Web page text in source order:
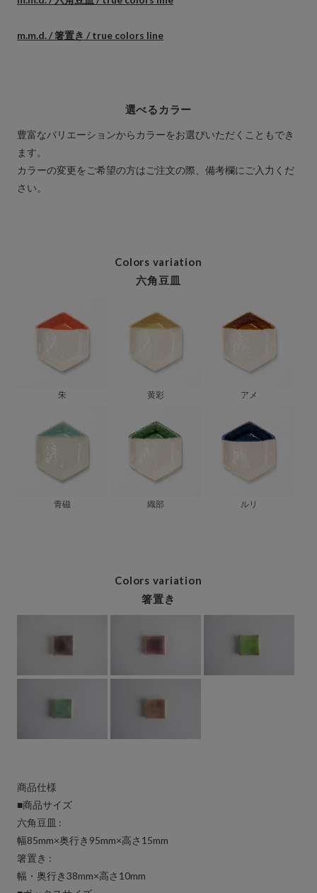
m.m.d. / 箸置き / true colors line
選べるカラー
豊富なバリエーションからカラーをお選びいただくこともでき
ます。
カラーの変更をご希望の方はご注文の際、備考欄にご入力くだ
さい。
Colors variation
六角豆皿
朱 黄彩 アメ
青磁 織部 ルリ
Colors variation
箸置き
商品仕様
■商品サイズ
六角豆皿 :
幅85mm×奥行き95mm×高さ15mm
箸置き :
幅・奥行き38mm×高さ10mm